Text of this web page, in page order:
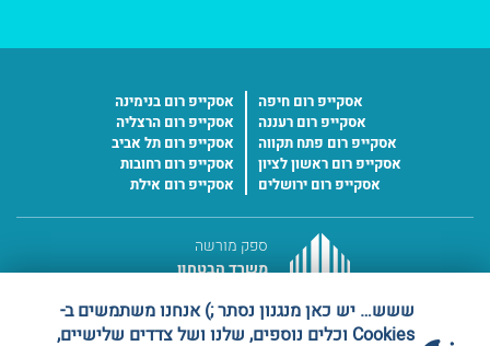
אסקייפ רום חיפה
אסקייפ רום בנימינה
אסקייפ רום רעננה
אסקייפ רום הרצליה
אסקייפ רום פתח תקווה
אסקייפ רום תל אביב
אסקייפ רום ראשון לציון
אסקייפ רום רחובות
אסקייפ רום ירושלים
אסקייפ רום אילת
ספק מורשה
משרד הבטחון
ששש… יש כאן מנגנון נסתר ;) אנחנו משתמשים ב-
Cookies וכלים נוספים, שלנו ושל צדדים שלישיים,